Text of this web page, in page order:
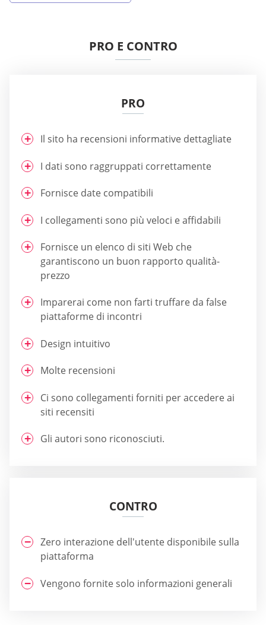
PRO E CONTRO
PRO
Il sito ha recensioni informative dettagliate
I dati sono raggruppati correttamente
Fornisce date compatibili
I collegamenti sono più veloci e affidabili
Fornisce un elenco di siti Web che
garantiscono un buon rapporto qualità-
prezzo
Imparerai come non farti truffare da false
piattaforme di incontri
Design intuitivo
Molte recensioni
Ci sono collegamenti forniti per accedere ai
siti recensiti
Gli autori sono riconosciuti.
CONTRO
Zero interazione dell'utente disponibile sulla
piattaforma
Vengono fornite solo informazioni generali